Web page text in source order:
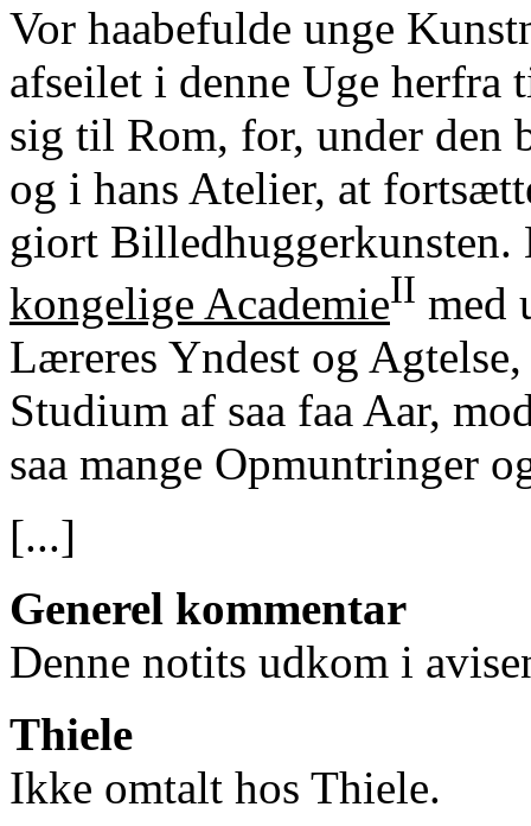
Vor haabefulde unge
afseilet i denne Uge
sig til Rom, for, under den
og i hans Atelier, at
giort Billedhuggerkunsten.
kongelige AcademieII med
Læreres Yndest og
Studium af saa faa Aar,
saa mange Opmuntringer
[...]
Generel kommentar
Denne notits udkom i
Thiele
Ikke omtalt hos Thiele.